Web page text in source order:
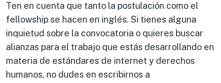
Ten en cuenta que tanto la postulación como el
fellowship se hacen en inglés. Si tienes alguna
inquietud sobre la convocatoria o quieres buscar
alianzas para el trabajo que estás desarrollando en
materia de estándares de internet y derechos
humanos, no dudes en escribirnos a